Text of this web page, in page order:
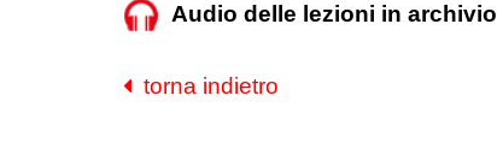
Audio delle lezioni in archivio
torna indietro